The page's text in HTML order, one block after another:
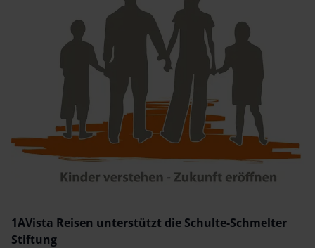
1AVista Reisen unterstützt die Schulte-Schmelter
Stiftung